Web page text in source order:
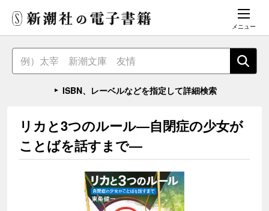
メニュー
ISBN、レーベルなどを指定して詳細検索
リカと3つのルール―自閉症の少女が
ことばを話すまで―